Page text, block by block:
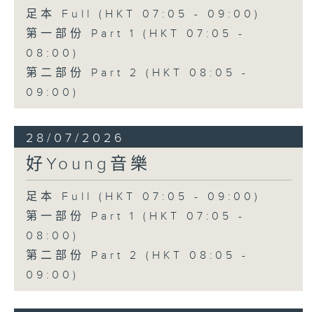
足本 Full (HKT 07:05 - 09:00)
第一部份 Part 1 (HKT 07:05 -
08:00)
第二部份 Part 2 (HKT 08:05 -
09:00)
28/07/2026
好Young音樂
足本 Full (HKT 07:05 - 09:00)
第一部份 Part 1 (HKT 07:05 -
08:00)
第二部份 Part 2 (HKT 08:05 -
09:00)